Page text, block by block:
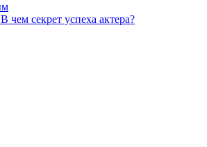
чем секрет успеха актера?